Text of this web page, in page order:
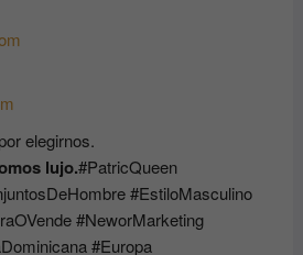
elegirnos.
lujo.#PatricQueen
#EstiloMasculino
#NeworMarketing
#Europa